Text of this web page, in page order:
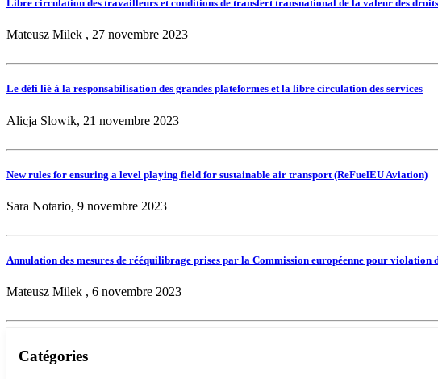
Libre circulation des travailleurs et conditions de transfert transnational de la valeur des
Mateusz Milek , 27 novembre 2023
Le défi lié à la responsabilisation des grandes plateformes et la libre circulation des services
Alicja Slowik, 21 novembre 2023
New rules for ensuring a level playing field for sustainable air transport (ReFuelEU Aviation)
Sara Notario, 9 novembre 2023
Annulation des mesures de rééquilibrage prises par la Commission européenne pour violation
Mateusz Milek , 6 novembre 2023
Catégories